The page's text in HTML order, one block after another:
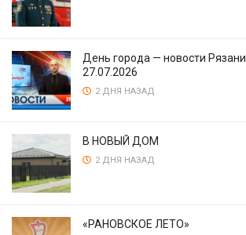
День города — новости Рязани
27.07.2026
2 ДНЯ НАЗАД
В НОВЫЙ ДОМ
2 ДНЯ НАЗАД
«РАНОВСКОЕ ЛЕТО»